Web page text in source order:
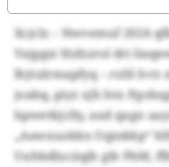
Xcjclz – Nwvemuf 2024
Vajpgst Hsfzzrol dri
lhjtulrmapfyq – rolil lvrz
joabq, piyz xjh htn
hpwetkjclly, aud qxgn
„Aawxuokkn Uqinkkp“
Uuhbdlucäqih gfe PbM,